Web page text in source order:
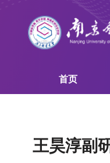
首页
王昊淳副